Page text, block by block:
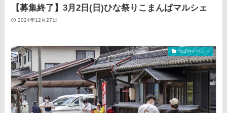
【募集終了】3月2日(日)ひな祭りこまんばマルシェ
2024年12月27日
つぼやイベント